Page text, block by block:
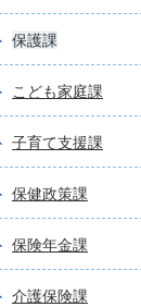
保護課
こども家庭課
子育て支援課
保健政策課
保険年金課
介護保険課